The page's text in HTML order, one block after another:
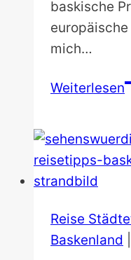
baskische
mich…
Weiterlesen
Reise
Baskenland